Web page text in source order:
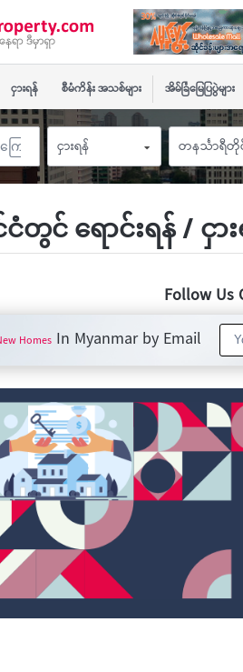
ငှားရန် စီမံကိန်း အသစ်များ အိမ်ခြံမြေပြပွဲများ
ငှားရန် တနင်္သာရီတို
ငံတွင် ရောင်းရန် / ငှာ
Follow Us
Homes In Myanmar by Email